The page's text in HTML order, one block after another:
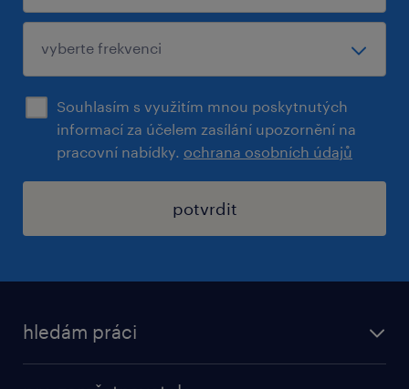
Souhlasím s využitím mnou poskytnutých
informací za účelem zasílání upozornění na
pracovní nabídky. ochrana osobních údajů
potvrdit
hledám práci